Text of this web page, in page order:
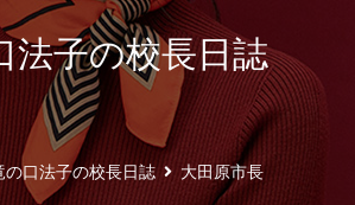
法子の校長日誌
の口法子の校長日誌 大田原市長